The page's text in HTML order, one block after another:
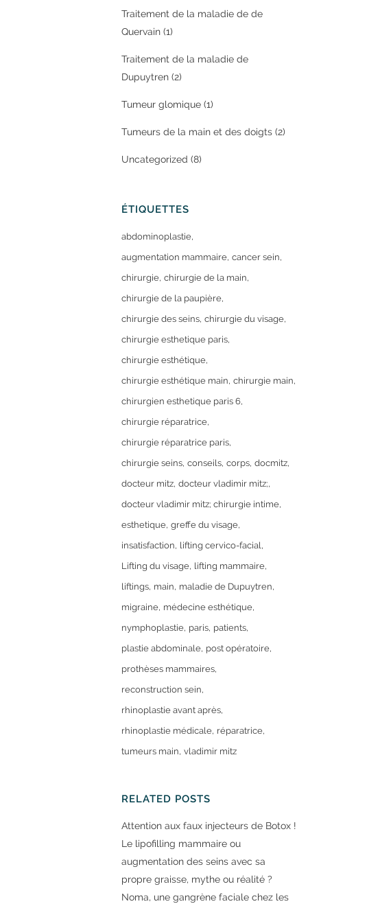
Traitement de la maladie de de
Quervain (1)
Traitement de la maladie de
Dupuytren (2)
Tumeur glomique (1)
Tumeurs de la main et des doigts (2)
Uncategorized (8)
ÉTIQUETTES
abdominoplastie
augmentation mammaire cancer sein
chirurgie chirurgie de la main
chirurgie de la paupière
chirurgie des seins chirurgie du visage
chirurgie esthetique paris
chirurgie esthétique
chirurgie esthétique main chirurgie main
chirurgien esthetique paris 6
chirurgie réparatrice
chirurgie réparatrice paris
chirurgie seins conseils corps docmitz
docteur mitz docteur vladimir mitz;
docteur vladimir mitz; chirurgie intime
esthetique greffe du visage
insatisfaction lifting cervico-facial
Lifting du visage lifting mammaire
liftings main maladie de Dupuytren
migraine médecine esthétique
nymphoplastie paris patients
plastie abdominale post opératoire
prothèses mammaires
reconstruction sein
rhinoplastie avant après
rhinoplastie médicale réparatrice
tumeurs main vladimir mitz
RELATED POSTS
Attention aux faux injecteurs de Botox !
Le lipofilling mammaire ou
augmentation des seins avec sa
propre graisse, mythe ou réalité ?
Noma, une gangrène faciale chez les